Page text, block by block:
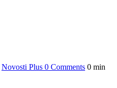
Novosti Plus 0 Comments 0 min